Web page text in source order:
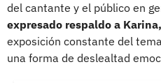
del cantante y el público en
expresado respaldo a Karina,
exposición constante del
una forma de deslealtad